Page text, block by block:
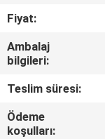
KALITE
KONTROL
BIZE
ULAŞIN
Fiyat:
Ambalaj
bilgileri:
Teslim süresi:
Ödeme
koşulları: